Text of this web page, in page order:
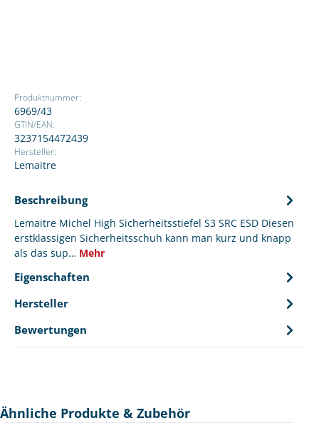
Produktnummer:
6969/43
GTIN/EAN:
3237154472439
Hersteller:
Lemaitre
Beschreibung
Lemaitre Michel High Sicherheitsstiefel S3 SRC ESD Diesen
erstklassigen Sicherheitsschuh kann man kurz und knapp
als das sup… Mehr
Eigenschaften
Hersteller
Bewertungen
Produktgalerie überspringen
Ähnliche Produkte & Zubehör